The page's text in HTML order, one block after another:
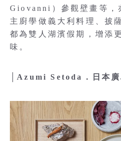
Giovanni）參觀壁畫等，
主廚學做義大利料理、披
都為雙人湖濱假期，增添
味。
│Azumi Setoda．日本廣